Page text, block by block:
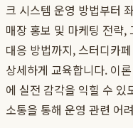
크 시스템 운영 방법부터
매장 홍보 및 마케팅 전략,
대응 방법까지, 스터디카
상세하게 교육합니다. 이
에 실전 감각을 익힐 수 있
소통을 통해 운영 관련 어